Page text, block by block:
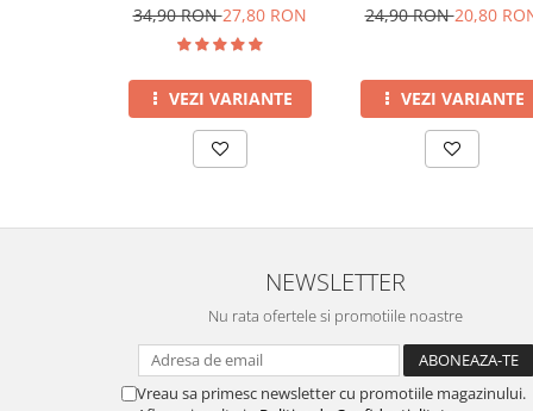
Negru
34,90 RON27,80 RON
VEZI VARIANTE
24,90 RON20,80
VEZI VARIANTE
NEWSLETTER
Nu rata ofertele si promotiile noastre
Vreau sa primesc newsletter cu promotiile magazinului.